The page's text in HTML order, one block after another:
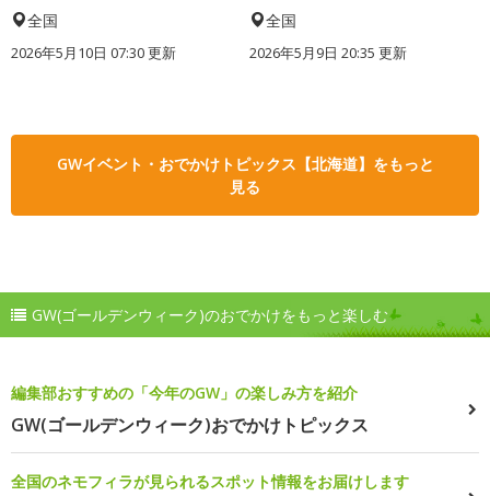
全国
2026年5月10日 07:30 更新
全国
2026年5月9日 20:35 更新
GWイベント・おでかけトピックス【北海道】をもっと
見る
GW(ゴールデンウィーク)のおでかけをもっと楽しむ
編集部おすすめの「今年のGW」の楽しみ方を紹介
GW(ゴールデンウィーク)おでかけトピックス
全国のネモフィラが見られるスポット情報をお届けします